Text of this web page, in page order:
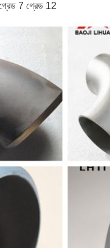
গ্রেড 7 গ্রেড 12